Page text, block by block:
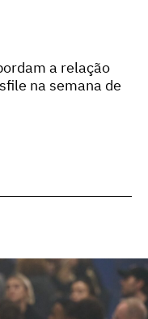
a relação
na semana de